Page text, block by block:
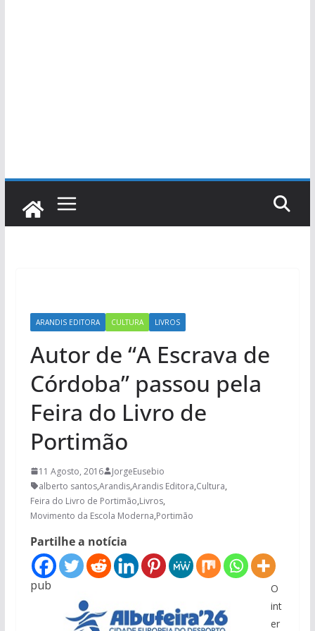
ARANDIS EDITORA CULTURA LIVROS
Autor de “A Escrava de
Córdoba” passou pela
Feira do Livro de
Portimão
11 Agosto, 2016
JorgeEusebio
alberto santos,Arandis,Arandis Editora,Cultura,
Feira do Livro de Portimão,Livros,
Movimento da Escola Moderna,Portimão
Partilhe a notícia
pub
O
int
er